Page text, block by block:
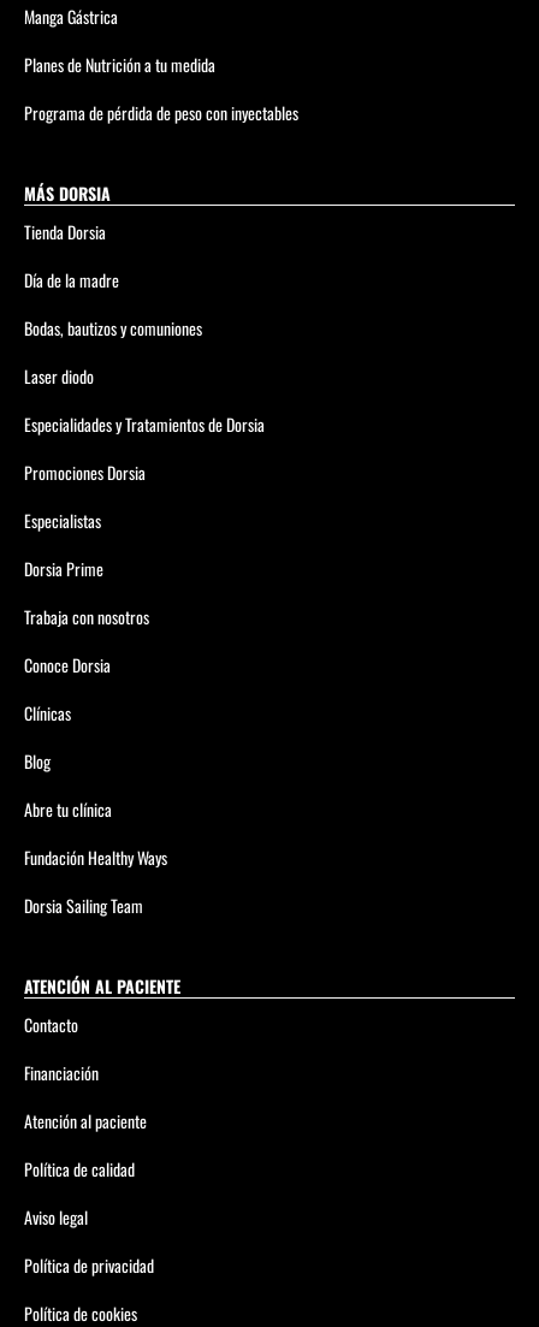
Manga Gástrica
Planes de Nutrición a tu medida
Programa de pérdida de peso con inyectables
MÁS DORSIA
Tienda Dorsia
Día de la madre
Bodas, bautizos y comuniones
Laser diodo
Especialidades y Tratamientos de Dorsia
Promociones Dorsia
Especialistas
Dorsia Prime
Trabaja con nosotros
Conoce Dorsia
Clínicas
Blog
Abre tu clínica
Fundación Healthy Ways
Dorsia Sailing Team
ATENCIÓN AL PACIENTE
Contacto
Financiación
Atención al paciente
Política de calidad
Aviso legal
Política de privacidad
Política de cookies